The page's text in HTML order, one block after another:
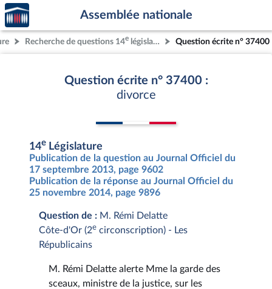
Aller au contenu
Aller en bas de la page
Accèder
à la
page
d'accueil
Assemblée nationale
Recherche de questions 14e législature Question écrite n° 37400
Question écrite n° 37400 :
divorce
14e Législature
Publication de la question au Journal Officiel du
17 septembre 2013, page 9602
Publication de la réponse au Journal Officiel du
25 novembre 2014, page 9896
Question de : M. Rémi Delatte
Côte-d'Or (2e circonscription) - Les
Républicains
M. Rémi Delatte alerte Mme la garde des
sceaux, ministre de la justice, sur les